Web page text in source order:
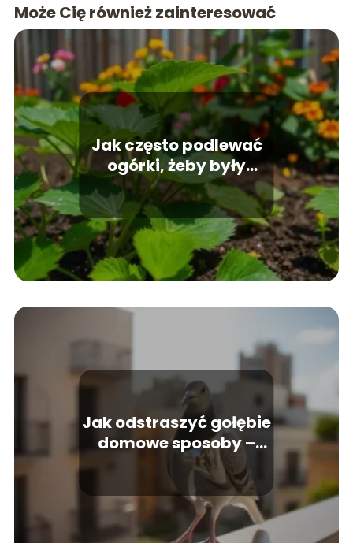
Może Cię również zainteresować
Jak często podlewać
ogórki, żeby były
pyszne?
Jak odstraszyć gołębie
domowe sposoby –
skuteczne metody na
balkon?